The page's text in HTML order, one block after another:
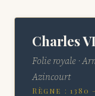
Charles
Folie royale ·
Azincourt
Règne : 1380